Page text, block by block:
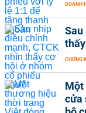
DOANH
Sau
CHỨNG
Một
cửa